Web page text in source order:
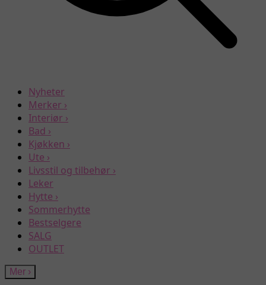
Nyheter
Merker ›
Interiør ›
Bad ›
Kjøkken ›
Ute ›
Livsstil og tilbehør ›
Leker
Hytte ›
Sommerhytte
Bestselgere
SALG
OUTLET
Mer ›